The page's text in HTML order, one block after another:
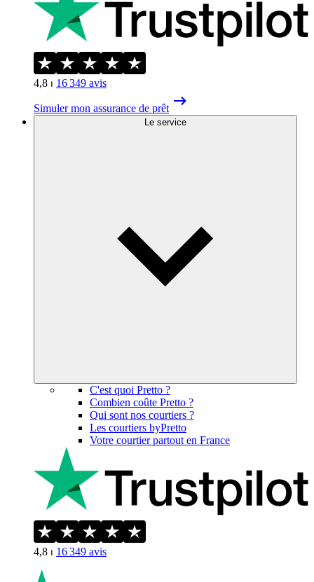
4,8 ⏐ 16 349 avis
Simuler mon assurance de prêt
Le service
C'est quoi Pretto ?
Combien coûte Pretto ?
Qui sont nos courtiers ?
Les courtiers byPretto
Votre courtier partout en France
4,8 ⏐ 16 349 avis